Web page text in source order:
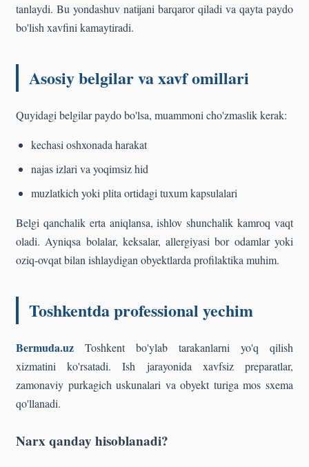
tanlaydi. Bu yondashuv natijani barqaror qiladi va qayta paydo
bo'lish xavfini kamaytiradi.
Asosiy belgilar va xavf omillari
Quyidagi belgilar paydo bo'lsa, muammoni cho'zmaslik kerak:
kechasi oshxonada harakat
najas izlari va yoqimsiz hid
muzlatkich yoki plita ortidagi tuxum kapsulalari
Belgi qanchalik erta aniqlansa, ishlov shunchalik kamroq vaqt
oladi. Ayniqsa bolalar, keksalar, allergiyasi bor odamlar yoki
oziq-ovqat bilan ishlaydigan obyektlarda profilaktika muhim.
Toshkentda professional yechim
Bermuda.uz Toshkent bo'ylab tarakanlarni yo'q qilish
xizmatini ko'rsatadi. Ish jarayonida xavfsiz preparatlar,
zamonaviy purkagich uskunalari va obyekt turiga mos sxema
qo'llanadi.
Narx qanday hisoblanadi?